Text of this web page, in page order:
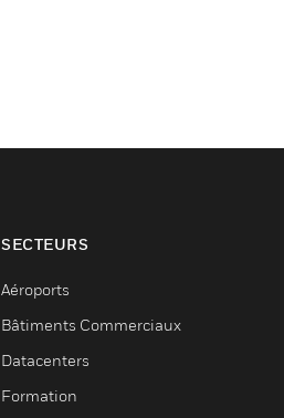
SECTEURS
Aéroports
Bâtiments Commerciaux
Datacenters
Formation